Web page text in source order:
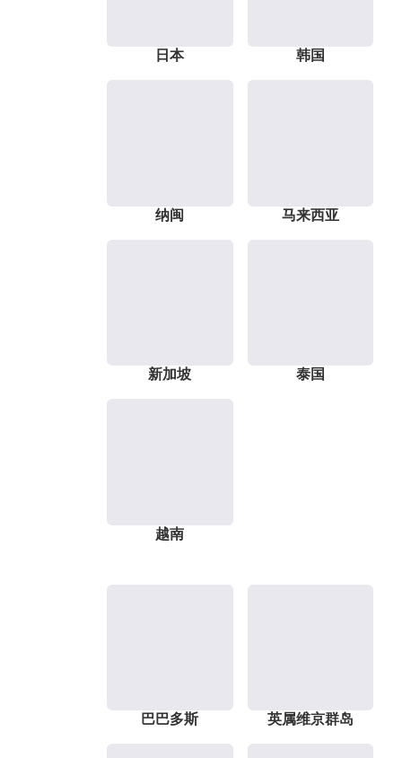
日本 韩国
纳闽 马来西亚
新加坡 泰国
越南
巴巴多斯 英属维京群岛